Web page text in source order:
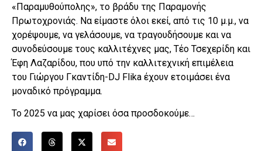
«Παραμυθούπολης», το βράδυ της Παραμονής
Πρωτοχρονιάς. Να είμαστε όλοι εκεί, από τις 10 μ.μ., να
χορέψουμε, να γελάσουμε, να τραγουδήσουμε και να
συνοδεύσουμε τους καλλιτέχνες μας, Τέο Τσεχερίδη και
Έφη Λαζαρίδου, που υπό την καλλιτεχνική επιμέλεια
του Γιώργου Γκαντίδη-DJ Flika έχουν ετοιμάσει ένα
μοναδικό πρόγραμμα.
Το 2025 να μας χαρίσει όσα προσδοκούμε…